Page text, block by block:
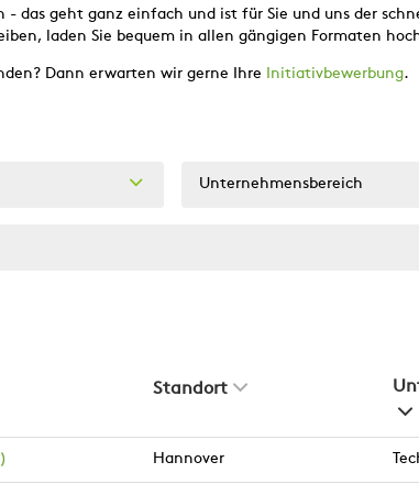
- das geht ganz einfach und ist für Sie und uns der
laden Sie bequem in allen gängigen Formaten
Dann erwarten wir gerne Ihre Initiativbewerbung.
Unternehmensbereich
Standort
Hannover